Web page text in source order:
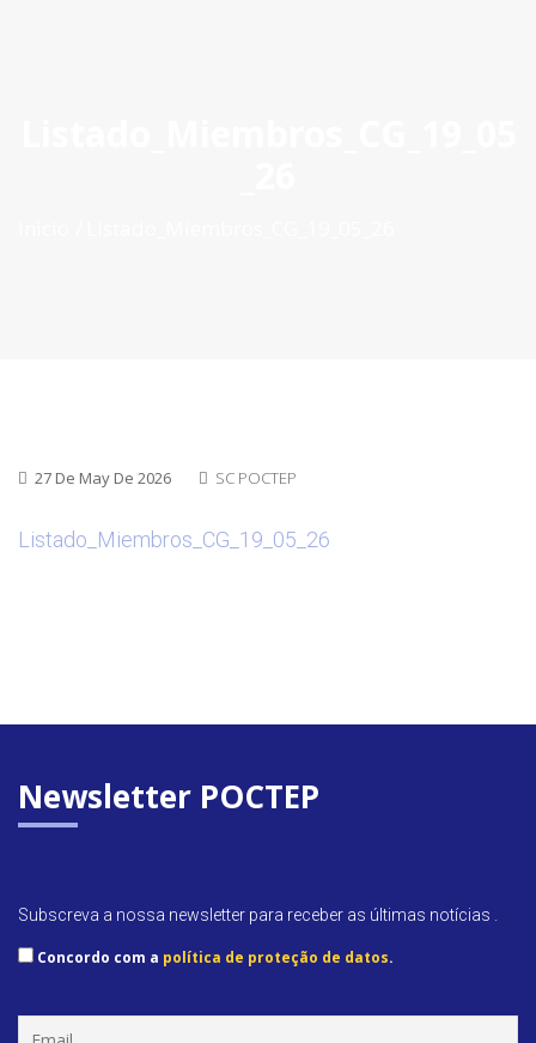
27 De May De 2026 SC POCTEP
Listado_Miembros_CG_19_05_26
Newsletter POCTEP
Subscreva a nossa newsletter para receber as últimas notícias .
Concordo com a política de proteção de datos.